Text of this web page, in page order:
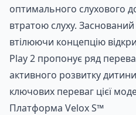
оптимального слухового
втратою слуху.
втілюючи концепцію
Play 2 пропонує ряд
активного розвитку
ключових переваг цієї
Платформа Velox S™